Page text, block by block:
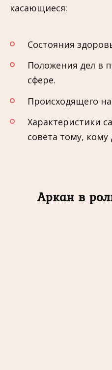
касающиеся:
Состояния
Положения дел в
сфере.
Происходящего
Характеристики
совета тому, кому
Аркан в